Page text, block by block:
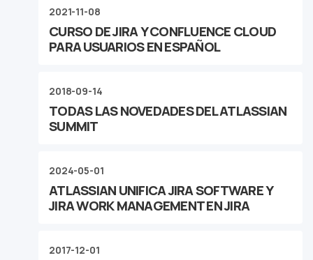
2021-11-08
CURSO DE JIRA Y CONFLUENCE CLOUD
PARA USUARIOS EN ESPAÑOL
2018-09-14
TODAS LAS NOVEDADES DEL ATLASSIAN
SUMMIT
2024-05-01
ATLASSIAN UNIFICA JIRA SOFTWARE Y
JIRA WORK MANAGEMENT EN JIRA
2017-12-01